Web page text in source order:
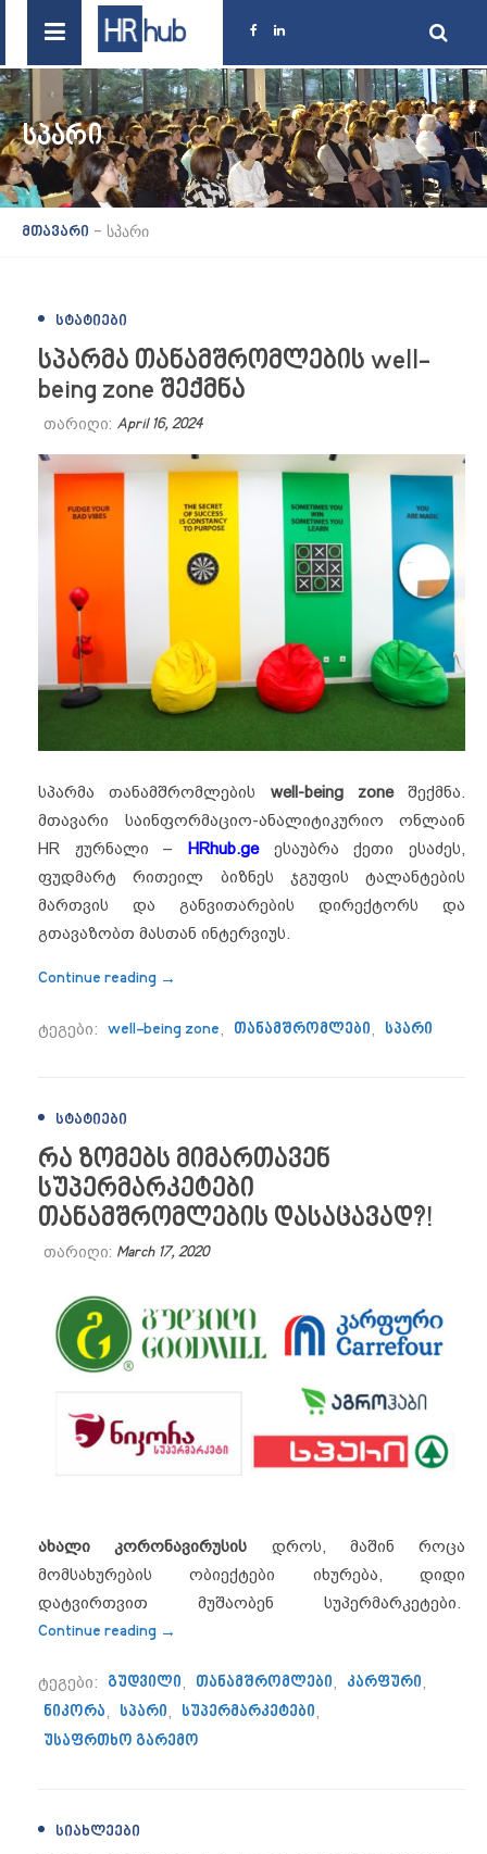
ᲡᲞᲐᲠᲘ
მთავარი - სპარი
ᲡᲢᲐᲢᲘᲔᲑᲘ
სპარმა თანამშრომლების well-
being zone შექმნა
თარიღი: April 16, 2024
სპარმა თანამშრომლების well-being zoneშექმნა.
მთავარი საინფორმაციო-ანალიტიკურიო ონლაინ
HR ჟურნალი – HRhub.geესაუბრა ქეთი ესაძეს,
ფუდმარტ რითეილ ბიზნეს ჯგუფის ტალანტების
მართვის და განვითარების დირექტორს და
გთავაზობთ მასთან ინტერვიუს.
Continue reading “სპარმა თანამშრომლების well-being
→
ტეგები: well-being zone, თანამშრომლები, სპარი
ᲡᲢᲐᲢᲘᲔᲑᲘ
რა ზომებს მიმართავენ
სუპერმარკეტები
თანამშრომლების დასაცავად?!
თარიღი: March 17, 2020
ახალი კორონავირუსის დროს, მაშინ როცა
მომსახურების ობიექტები იხურება, დიდი
დატვირთვით მუშაობენ სუპერმარკეტები.
Continue reading “რა ზომებს მიმართავენ
→
ტეგები: გუდვილი, თანამშრომლები, კარფური,
ნიკორა, სპარი, სუპერმარკეტები,
უსაფრთხო გარემო
ᲡᲘᲐᲮᲚᲔᲔᲑᲘ